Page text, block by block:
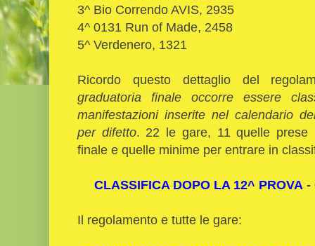
3^ Bio Correndo AVIS, 2935
4^ 0131 Run of Made, 2458
5^ Verdenero, 1321
Ricordo questo dettaglio del
graduatoria finale occorre essere
manifestazioni inserite nel calendario
per difetto. 22 le gare, 11 quelle prese
finale e quelle minime per entrare in
CLASSIFICA DOPO LA 12^ PROVA -
Il regolamento e tutte le gare: